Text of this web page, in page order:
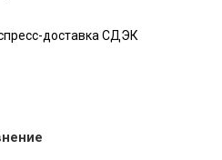
доставка СДЭК